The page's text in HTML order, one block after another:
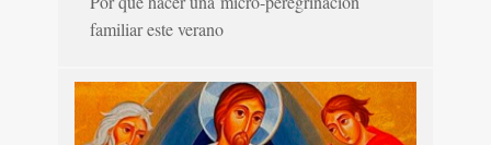
familiar este verano